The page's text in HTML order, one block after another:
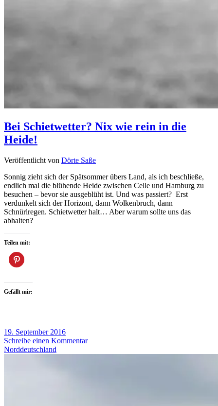
Bei Schietwetter? Nix wie rein in die
Heide!
Veröffentlicht von Dörte Saße
Sonnig zieht sich der Spätsommer übers Land, als ich beschließe,
endlich mal die blühende Heide zwischen Celle und Hamburg zu
besuchen – bevor sie ausgeblüht ist. Und was passiert? Erst
verdunkelt sich der Horizont, dann Wolkenbruch, dann
Schnürlregen. Schietwetter halt… Aber warum sollte uns das
abhalten?
Teilen mit:
Gefällt mir:
19. September 2016
Schreibe einen Kommentar
Norddeutschland